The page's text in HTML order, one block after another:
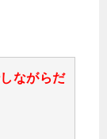
ながらだ